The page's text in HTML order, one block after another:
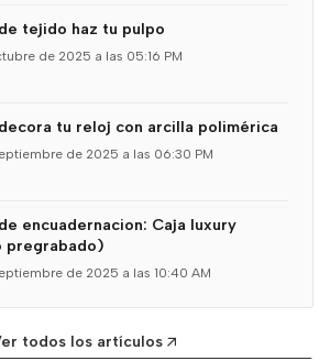
tejido haz tu pulpo
de 2025 a las 05:16 PM
tu reloj con arcilla polimérica
de 2025 a las 06:30 PM
encuadernacion: Caja luxury
pregrabado)
de 2025 a las 10:40 AM
todos los artículos